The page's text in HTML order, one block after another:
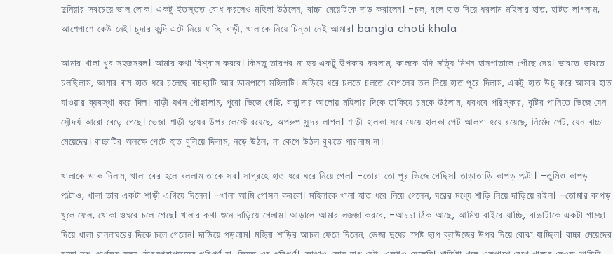
দুনিয়ার সবচেয়ে ভাল লোক। একটু ইতস্তত বোধ করলেও মহিলা উঠলেন, বাচ্চা মেয়েটিকে দাড় করালেন। -চল, বলে হাত দিয়ে ধরলাম মহিলার হাত, হাটত লাগলাম,
আশেপাশে কেউ নেই। চুদার ফন্দি এটে নিয়ে যাচ্ছি বাড়ী, খালাকে নিয়ে চিন্তা নেই আমার। bangla choti khala
আমার খালা খুব সহজসরল। আমার কথা বিশ্বাস করবে। কিনতু তারপর না হয় একটু উপকার করলাম, কালকে যদি সত্যি মিশন হাসপাতালে পৌছে দেয়। ভাবতে ভাবতে
চলছিলাম, আমার বাম হাত ধরে চলেছে বাচছাটি আর ডানপাশে মহিলাটি। জড়িয়ে ধরে চলতে চলতে বোগলের তল দিয়ে হাত পুরে দিলাম, একটু হাত উচু করে আমার হাত
যাওয়ার ব্যবস্থা করে দিল। বাড়ী যখন পৌছালাম, পুরো ভিজে গেছি, বারান্দার আলোয় মহিলার দিকে তাকিয়ে চমকে উঠলাম, ধবধবে পরিস্কার, বৃষ্টির পানিতে ভিজে যেন
সৌন্দর্য আরো বেড়ে গেছে। ভেজা শাড়ী দুধের উপর লেপ্টে রয়েছে, অপরুপ সুন্দর লাগল। শাড়ী হালকা সরে যেয়ে হালকা পেট আলগা হয়ে রয়েছে, নির্মেদ পেট, যেন বাচ্চা
মেয়েদের। বাচ্চাটির অলক্ষে পেটে হাত বুলিয়ে দিলাম, নড়ে উঠল, না কেপে উঠল বুঝতে পারলাম না।
খালাকে ডাক দিলাম, খালা বের হলে বললাম তাকে সব। সাগ্রহে হাত ধরে ঘরে নিয়ে গেল। -তোরা তো পুর ভিজে গেছিস। তাড়াতাড়ি কাপড় পাল্টা। -তুমিও কাপড়
পাল্টাও, খালা তার একটা শাড়ী এগিয়ে দিলেন। -খালা আমি গোসল করবো। মহিলাকে খালা হাত ধরে নিয়ে গেলেন, ঘরের মধ্যে শাড়ি নিয়ে দাড়িয়ে রইল। -তোমার কাপড়
খুলে ফেল, খোকা ওঘরে চলে গেছে। খালার কথা শুনে দাড়িয়ে গেলাম। আড়ালে আমার লজজা করবে, -আচচা ঠিক আছে, আমিও বাইরে যাচ্ছি, বাচ্চাটাকে একটা গামছা
দিয়ে খালা রান্নাঘরের দিকে চলে গেলেন। দাড়িয়ে পড়লাম। মহিলা শাড়ির আচল ফেলে দিলেন, ভেজা দুধের স্পষ্ট ছাপ ব্লাউজের উপর দিয়ে বোঝা যাচ্ছিল। বাচ্চা মেয়েদের